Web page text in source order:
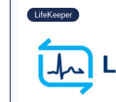
LifeKeeper